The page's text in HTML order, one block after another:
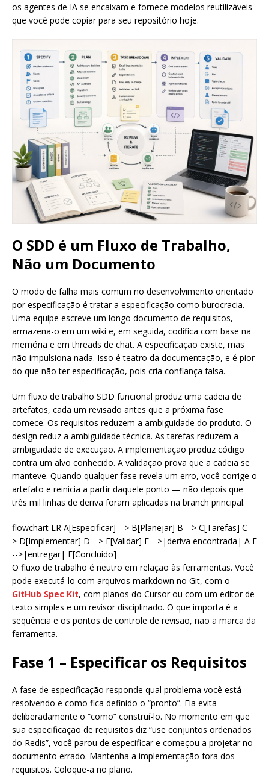
os agentes de IA se encaixam e fornece modelos reutilizáveis
que você pode copiar para seu repositório hoje.
O SDD é um Fluxo de Trabalho,
Não um Documento
O modo de falha mais comum no desenvolvimento orientado
por especificação é tratar a especificação como burocracia.
Uma equipe escreve um longo documento de requisitos,
armazena-o em um wiki e, em seguida, codifica com base na
memória e em threads de chat. A especificação existe, mas
não impulsiona nada. Isso é teatro da documentação, e é pior
do que não ter especificação, pois cria confiança falsa.
Um fluxo de trabalho SDD funcional produz uma cadeia de
artefatos, cada um revisado antes que a próxima fase
comece. Os requisitos reduzem a ambiguidade do produto. O
design reduz a ambiguidade técnica. As tarefas reduzem a
ambiguidade de execução. A implementação produz código
contra um alvo conhecido. A validação prova que a cadeia se
manteve. Quando qualquer fase revela um erro, você corrige o
artefato e reinicia a partir daquele ponto — não depois que
três mil linhas de deriva foram aplicadas na branch principal.
flowchart LR A[Especificar] --> B[Planejar] B --> C[Tarefas] C --
> D[Implementar] D --> E[Validar] E -->|deriva encontrada| A E
-->|entregar| F[Concluído]
O fluxo de trabalho é neutro em relação às ferramentas. Você
pode executá-lo com arquivos markdown no Git, com o
GitHub Spec Kit, com planos do Cursor ou com um editor de
texto simples e um revisor disciplinado. O que importa é a
sequência e os pontos de controle de revisão, não a marca da
ferramenta.
Fase 1 – Especificar os Requisitos
A fase de especificação responde qual problema você está
resolvendo e como fica definido o “pronto”. Ela evita
deliberadamente o “como” construí-lo. No momento em que
sua especificação de requisitos diz “use conjuntos ordenados
do Redis”, você parou de especificar e começou a projetar no
documento errado. Mantenha a implementação fora dos
requisitos. Coloque-a no plano.